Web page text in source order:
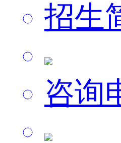
招生
咨询